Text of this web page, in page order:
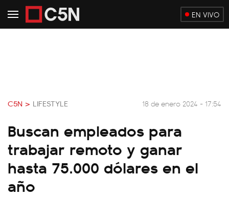
EN VIVO
C5N > LIFESTYLE 18 de enero 2024 - 17:54
Buscan empleados para
trabajar remoto y ganar
hasta 75.000 dólares en el
año